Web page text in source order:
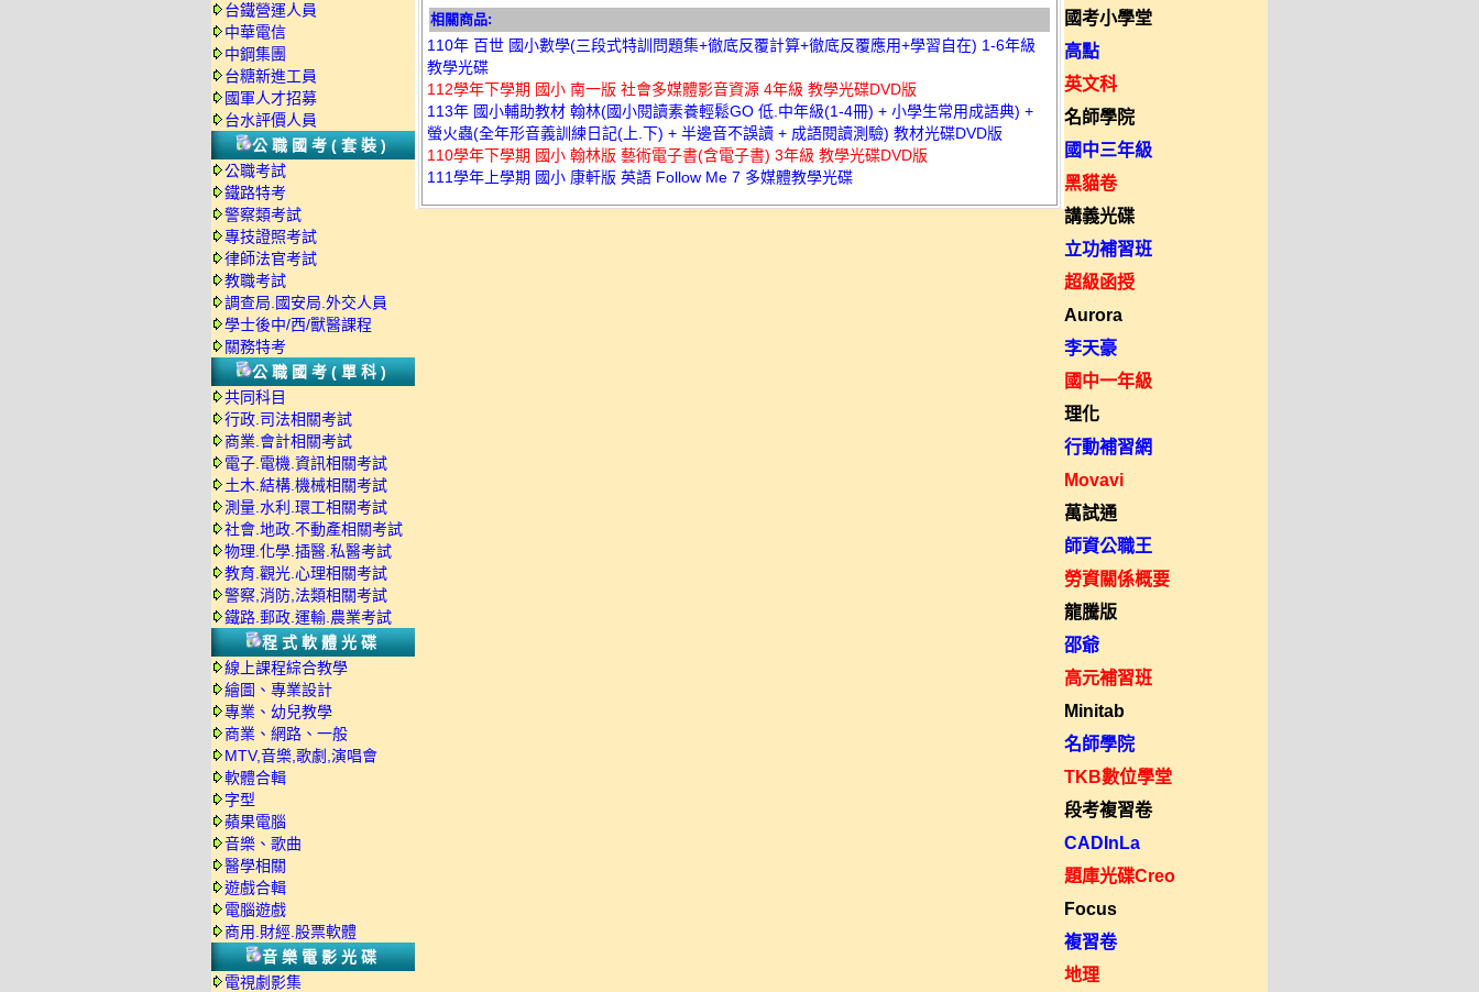
台鐵營運人員
中華電信
中鋼集團
台糖新進工員
國軍人才招募
台水評價人員
公職國考(套裝)
公職考試
鐵路特考
警察類考試
專技證照考試
律師法官考試
教職考試
調查局.國安局.外交人員
學士後中/西/獸醫課程
關務特考
公職國考(單科)
共同科目
行政.司法相關考試
商業.會計相關考試
電子.電機.資訊相關考試
土木.結構.機械相關考試
測量.水利.環工相關考試
社會.地政.不動產相關考試
物理.化學.插醫.私醫考試
教育.觀光.心理相關考試
警察,消防,法類相關考試
鐵路.郵政.運輸.農業考試
程式軟體光碟
線上課程綜合教學
繪圖、專業設計
專業、幼兒教學
商業、網路、一般
MTV,音樂,歌劇,演唱會
軟體合輯
字型
蘋果電腦
音樂、歌曲
醫學相關
遊戲合輯
電腦遊戲
商用.財經.股票軟體
音樂電影光碟
電視劇影集
相關商品:
110年 百世 國小數學(三段式特訓問題集+徹底反覆計算+徹底反覆應用+學習自在) 1-6年級
教學光碟
112學年下學期 國小 南一版 社會多媒體影音資源 4年級 教學光碟DVD版
113年 國小輔助教材 翰林(國小閱讀素養輕鬆GO 低.中年級(1-4冊) + 小學生常用成語典) +
螢火蟲(全年形音義訓練日記(上.下) + 半邊音不誤讀 + 成語閱讀測驗) 教材光碟DVD版
110學年下學期 國小 翰林版 藝術電子書(含電子書) 3年級 教學光碟DVD版
111學年上學期 國小 康軒版 英語 Follow Me 7 多媒體教學光碟
國考小學堂
高點
英文科
名師學院
國中三年級
黑貓卷
講義光碟
立功補習班
超級函授
Aurora
李天豪
國中一年級
理化
行動補習網
Movavi
萬試通
師資公職王
勞資關係概要
龍騰版
邵爺
高元補習班
Minitab
名師學院
TKB數位學堂
段考複習卷
CADInLa
題庫光碟Creo
Focus
複習卷
地理